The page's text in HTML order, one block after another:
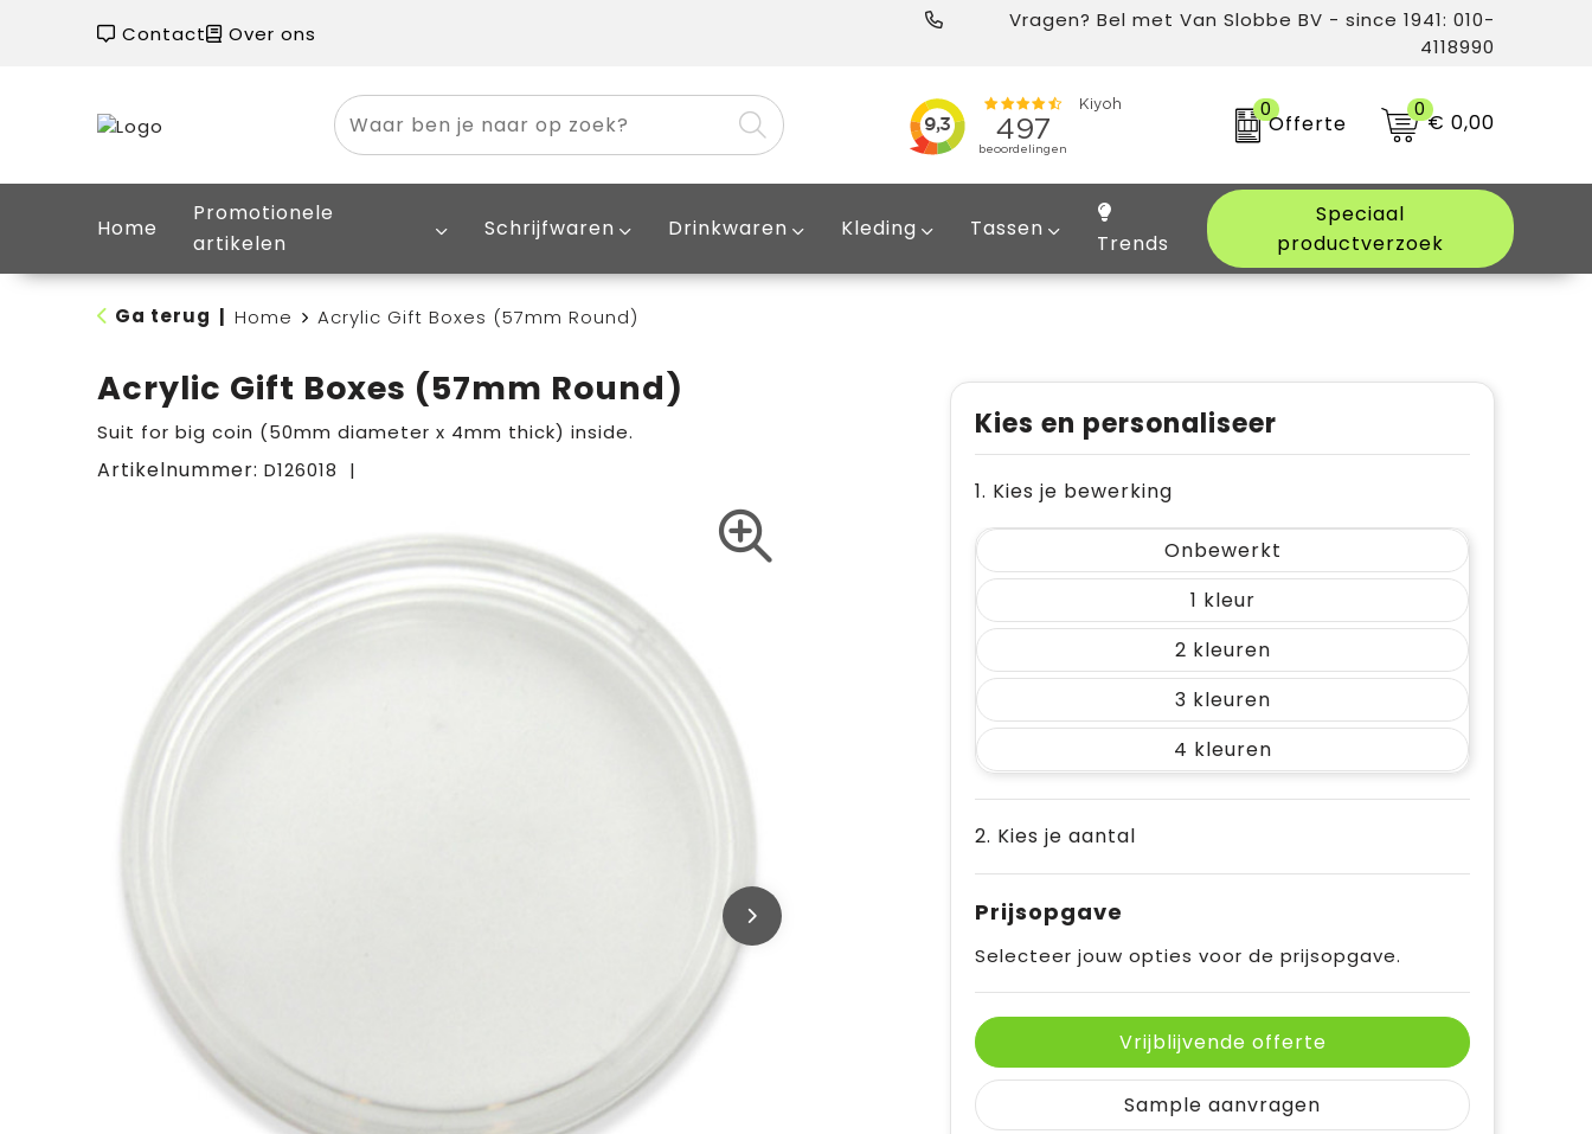
Contact Over ons
Vragen? Bel met Van Slobbe BV - since 1941: 010-
4118990
0
Offerte
0€ 0,00
Home
Promotionele
artikelen
Schrijfwaren Drinkwaren Kleding Tassen
Trends
Speciaal
productverzoek
Ga terug Home Acrylic Gift Boxes (57mm Round)
Acrylic Gift Boxes (57mm Round)
Suit for big coin (50mm diameter x 4mm thick) inside.
Artikelnummer: D126018
Kies en personaliseer
1. Kies je bewerking
Onbewerkt
1
2
3
4
2. Kies je aantal
Prijsopgave
Selecteer jouw opties voor de prijsopgave.
Vrijblijvende offerte
Sample aanvragen